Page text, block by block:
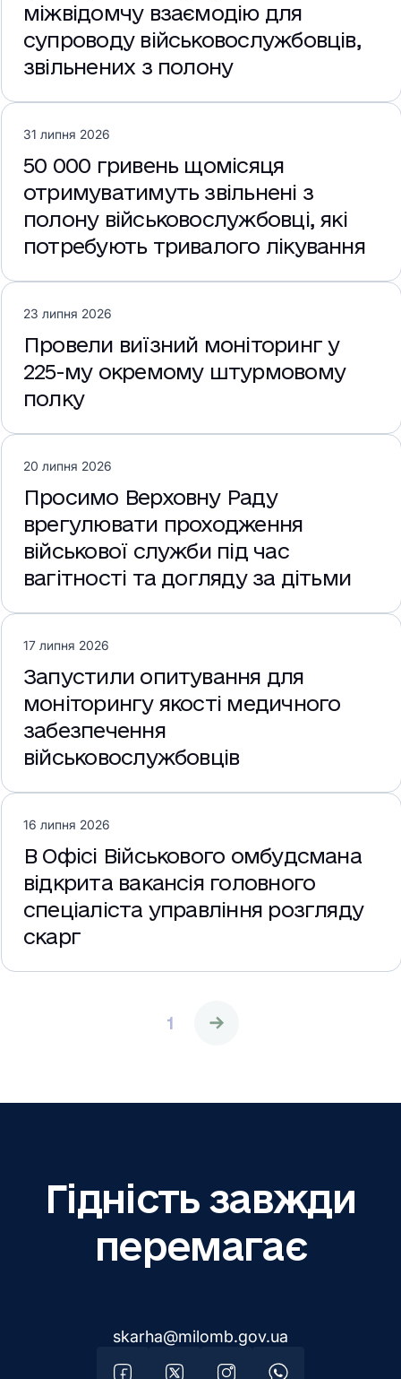
міжвідомчу взаємодію для
супроводу військовослужбовців,
звільнених з полону
31 липня 2026
50 000 гривень щомісяця
отримуватимуть звільнені з
полону військовослужбовці, які
потребують тривалого лікування
23 липня 2026
Провели виїзний моніторинг у
225-му окремому штурмовому
полку
20 липня 2026
Просимо Верховну Раду
врегулювати проходження
військової служби під час
вагітності та догляду за дітьми
17 липня 2026
Запустили опитування для
моніторингу якості медичного
забезпечення
військовослужбовців
16 липня 2026
В Офісі Військового омбудсмана
відкрита вакансія головного
спеціаліста управління розгляду
скарг
1
skarha@milomb.gov.ua
Гідність завжди
перемагає